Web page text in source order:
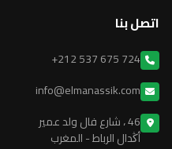
اتصل بنا
+212 537 675 724
info@elmanassik.com
46 ، شارع فال ولد عمير
أڭدال الرباط - المغرب